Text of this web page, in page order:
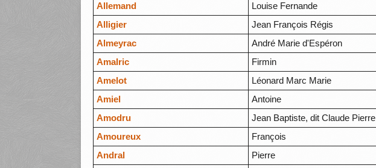
Allemand
Louise Fernande
Alligier
Jean François Régis
Almeyrac
André Marie d'Espéron
Amalric
Firmin
Amelot
Léonard Marc Marie
Amiel
Antoine
Amodru
Jean Baptiste, dit Claude Pierre
Amoureux
François
Andral
Pierre